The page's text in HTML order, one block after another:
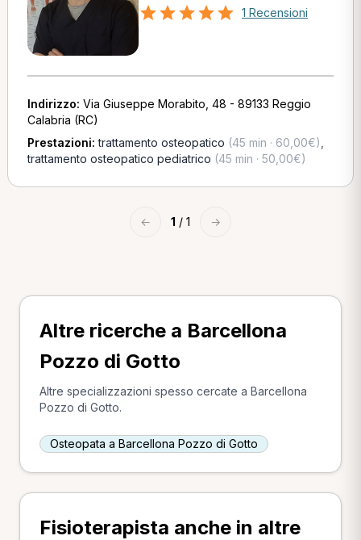
1 Recensioni
Indirizzo: Via Giuseppe Morabito, 48 - 89133 Reggio
Calabria (RC)
Prestazioni:trattamento osteopatico (45 min · 60,00€)
trattamento osteopatico pediatrico (45 min · 50,00€)
← 1 / 1 →
Altre ricerche a Barcellona
Pozzo di Gotto
Altre specializzazioni spesso cercate a Barcellona
Pozzo di Gotto.
Osteopata a Barcellona Pozzo di Gotto
Fisioterapista anche in altre